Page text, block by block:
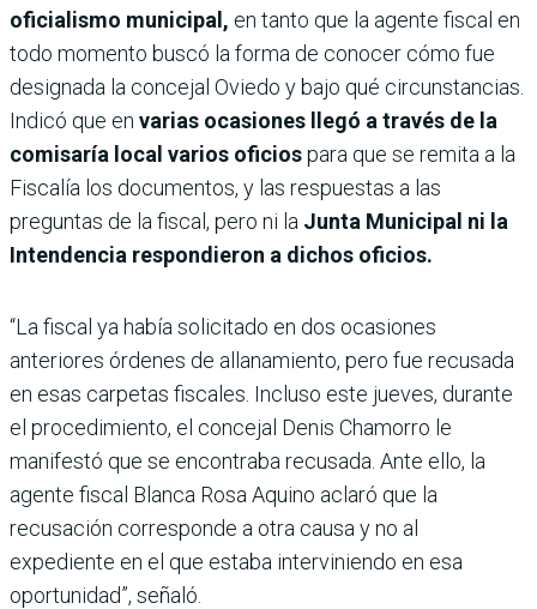
oficialismo municipal, en tanto que la agente fiscal en
todo momento buscó la forma de conocer cómo fue
designada la concejal Oviedo y bajo qué circunstancias.
Indicó que en varias ocasiones llegó a través de la
comisaría local varios oficiospara que se remita a la
Fiscalía los documentos, y las respuestas a las
preguntas de la fiscal, pero ni la Junta Municipal ni la
Intendencia respondieron a dichos oficios.
“La fiscal ya había solicitado en dos ocasiones
anteriores órdenes de allanamiento, pero fue recusada
en esas carpetas fiscales. Incluso este jueves, durante
el procedimiento, el concejal Denis Chamorro le
manifestó que se encontraba recusada. Ante ello, la
agente fiscal Blanca Rosa Aquino aclaró que la
recusación corresponde a otra causa y no al
expediente en el que estaba interviniendo en esa
oportunidad”, señaló.